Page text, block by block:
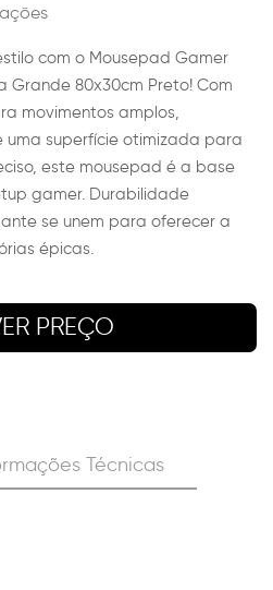
com o Mousepad Gamer
Grande 80x30cm Preto! Com
movimentos amplos,
uma superfície otimizada para
este mousepad é a base
gamer. Durabilidade
se unem para oferecer a
épicas.
PREÇO
Técnicas